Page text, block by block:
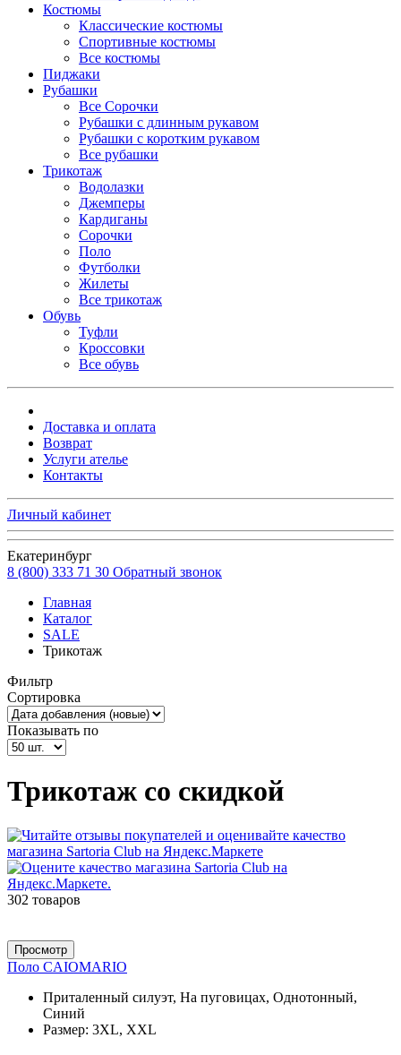
Костюмы
Классические костюмы
Спортивные костюмы
Все костюмы
Пиджаки
Рубашки
Все Сорочки
Рубашки с длинным рукавом
Рубашки с коротким рукавом
Все рубашки
Трикотаж
Водолазки
Джемперы
Кардиганы
Сорочки
Поло
Футболки
Жилеты
Все трикотаж
Обувь
Туфли
Кроссовки
Все обувь
Доставка и оплата
Возврат
Услуги ателье
Контакты
Личный кабинет
Екатеринбург
8 (800) 333 71 30 Обратный звонок
Главная
Каталог
SALE
Трикотаж
Фильтр
Сортировка
Показывать по
Трикотаж со скидкой
302 товаров
Просмотр
Поло CAIOMARIO
Приталенный силуэт, На пуговицах, Однотонный,
Синий
Размер: 3XL, XXL